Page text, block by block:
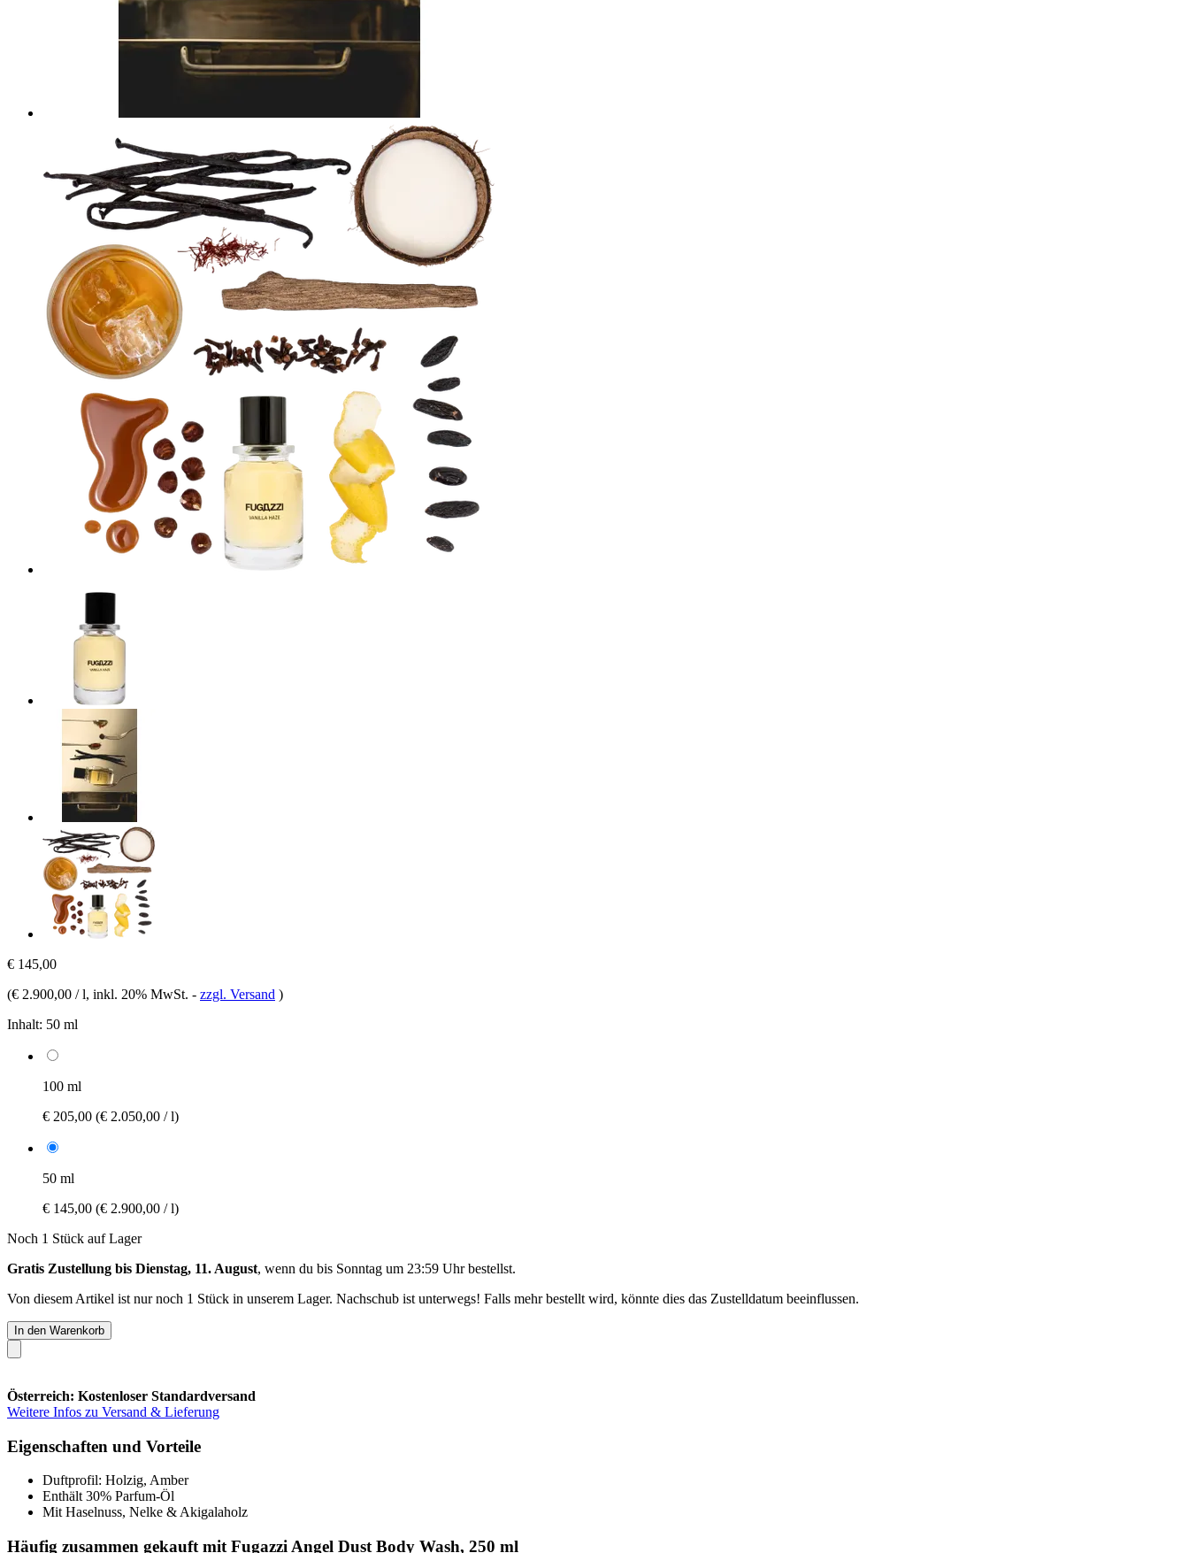
€ 145,00
(€ 2.900,00 / l, inkl. 20% MwSt. - zzgl. Versand )
Inhalt: 50 ml
100 ml
€ 205,00 (€ 2.050,00 / l)
50 ml
€ 145,00 (€ 2.900,00 / l)
Noch 1 Stück auf Lager
Gratis Zustellung bis Dienstag, 11. August, wenn du bis Sonntag um 23:59 Uhrbestellst.
Von diesem Artikel ist nur noch 1 Stück in unserem Lager. Nachschub ist unterwegs! Falls mehr bestellt wird, könnte dies das Zustelldatum beeinflussen.
In den Warenkorb
Österreich: Kostenloser Standardversand
Weitere Infos zu Versand & Lieferung
Eigenschaften und Vorteile
Duftprofil: Holzig, Amber
Enthält 30% Parfum-Öl
Mit Haselnuss, Nelke & Akigalaholz
Häufig zusammen gekauft mit Fugazzi Angel Dust Body Wash, 250 ml